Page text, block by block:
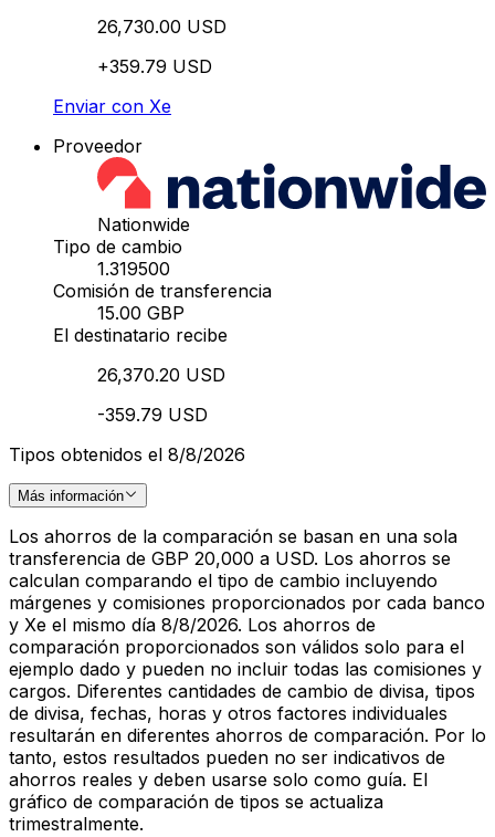
26,730.00 USD
+359.79 USD
Enviar con Xe
Proveedor
Nationwide
Tipo de cambio
1.319500
Comisión de transferencia
15.00 GBP
El destinatario recibe
26,370.20 USD
-359.79 USD
Tipos obtenidos el 8/8/2026
Más información
Los ahorros de la comparación se basan en una sola
transferencia de GBP 20,000 a USD. Los ahorros se
calculan comparando el tipo de cambio incluyendo
márgenes y comisiones proporcionados por cada banco
y Xe el mismo día 8/8/2026. Los ahorros de
comparación proporcionados son válidos solo para el
ejemplo dado y pueden no incluir todas las comisiones y
cargos. Diferentes cantidades de cambio de divisa, tipos
de divisa, fechas, horas y otros factores individuales
resultarán en diferentes ahorros de comparación. Por lo
tanto, estos resultados pueden no ser indicativos de
ahorros reales y deben usarse solo como guía. El
gráfico de comparación de tipos se actualiza
trimestralmente.